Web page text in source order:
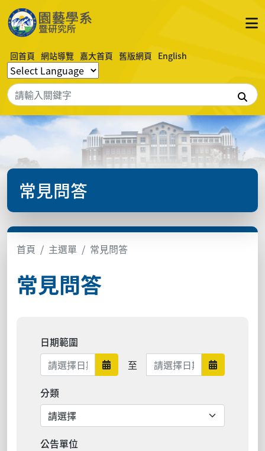
回首頁 網站導覽 嘉大首頁 舊版網頁 English
搜尋
常見問答
首頁 主選單 常見問答
常見問答
日期範圍
日期範圍開始
至 日期範圍結束 日期範圍
分類
公告單位